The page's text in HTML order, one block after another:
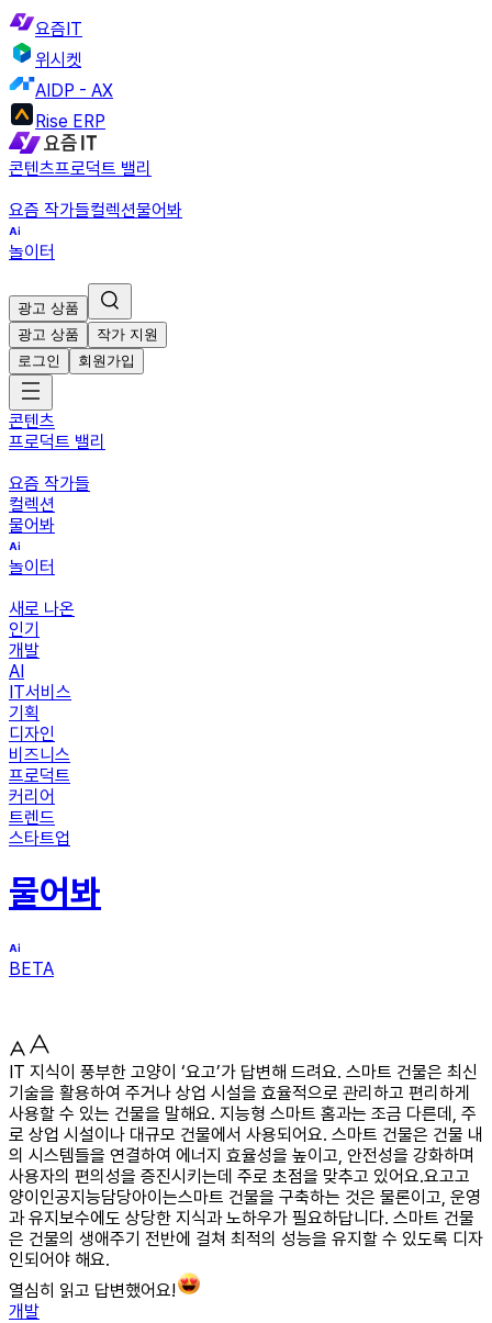
요즘IT
위시켓
AIDP - AX
Rise ERP
콘텐츠프로덕트 밸리
요즘 작가들컬렉션물어봐
놀이터
광고 상품
광고 상품
작가 지원
로그인
회원가입
콘텐츠
프로덕트 밸리
요즘 작가들
컬렉션
물어봐
놀이터
새로 나온
인기
개발
AI
IT서비스
기획
디자인
비즈니스
프로덕트
커리어
트렌드
스타트업
물어봐
BETA
IT 지식이 풍부한 고양이 ‘요고’가 답변해 드려요. 스마트 건물은 최신
기술을 활용하여 주거나 상업 시설을 효율적으로 관리하고 편리하게
사용할 수 있는 건물을 말해요. 지능형 스마트 홈과는 조금 다른데, 주
로 상업 시설이나 대규모 건물에서 사용되어요. 스마트 건물은 건물 내
의 시스템들을 연결하여 에너지 효율성을 높이고, 안전성을 강화하며
사용자의 편의성을 증진시키는데 주로 초점을 맞추고 있어요.요고고
양이인공지능담당아이는스마트 건물을 구축하는 것은 물론이고, 운영
과 유지보수에도 상당한 지식과 노하우가 필요하답니다. 스마트 건물
은 건물의 생애주기 전반에 걸쳐 최적의 성능을 유지할 수 있도록 디자
인되어야 해요.
열심히 읽고 답변했어요!
개발